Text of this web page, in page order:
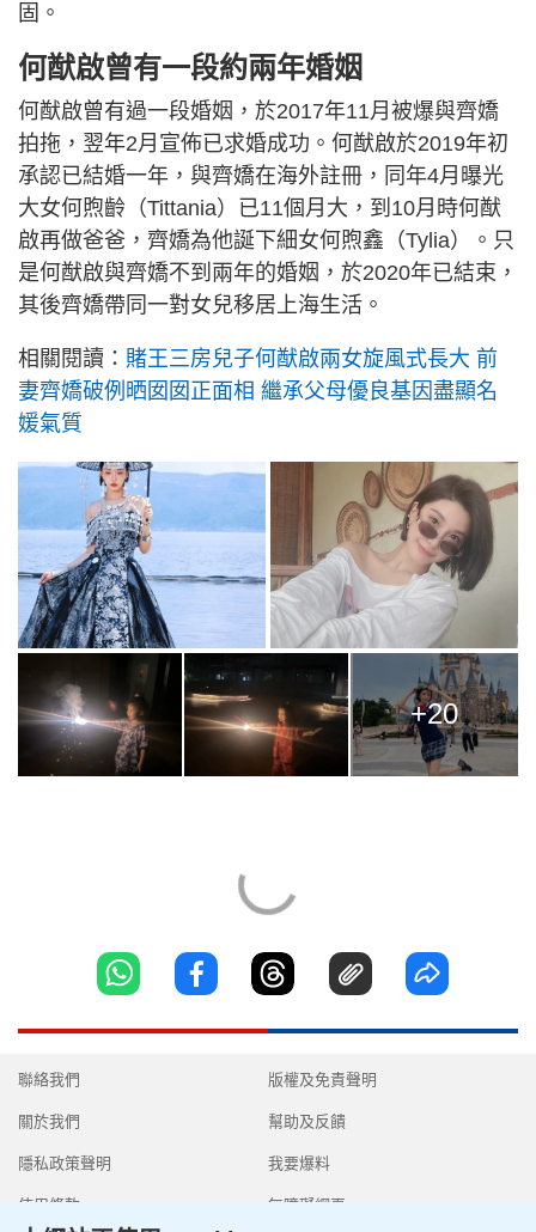
固。
何猷啟曾有一段約兩年婚姻
何猷啟曾有過一段婚姻，於2017年11月被爆與齊嬌
拍拖，翌年2月宣佈已求婚成功。何猷啟於2019年初
承認已結婚一年，與齊嬌在海外註冊，同年4月曝光
大女何煦齡（Tittania）已11個月大，到10月時何猷
啟再做爸爸，齊嬌為他誕下細女何煦鑫（Tylia）。只
是何猷啟與齊嬌不到兩年的婚姻，於2020年已結束，
其後齊嬌帶同一對女兒移居上海生活。
相關閱讀： 賭王三房兒子何猷啟兩女旋風式長大 前
妻齊嬌破例晒囡囡正面相 繼承父母優良基因盡顯名
媛氣質
+20
聯絡我們
關於我們
隱私政策聲明
使用條款
版權及免責聲明
幫助及反饋
我要爆料
無障礙網頁